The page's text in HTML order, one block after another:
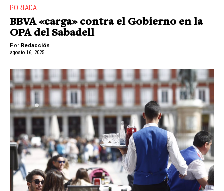
PORTADA
BBVA «carga» contra el Gobierno en la
OPA del Sabadell
Por Redacción
agosto 16, 2025